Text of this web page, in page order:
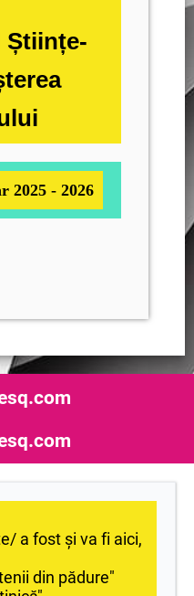
Științe-
2025 - 2026
a fost și va fi aici,
din pădure"